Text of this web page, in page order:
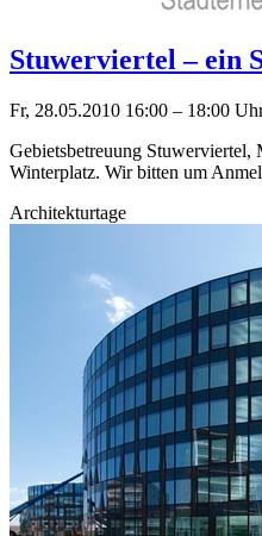
Stuwerviertel – ein
Fr, 28.05.2010 16:00 – 18:00
Gebietsbetreuung Stuwerviertel,
Winterplatz. Wir bitten um
Architekturtage